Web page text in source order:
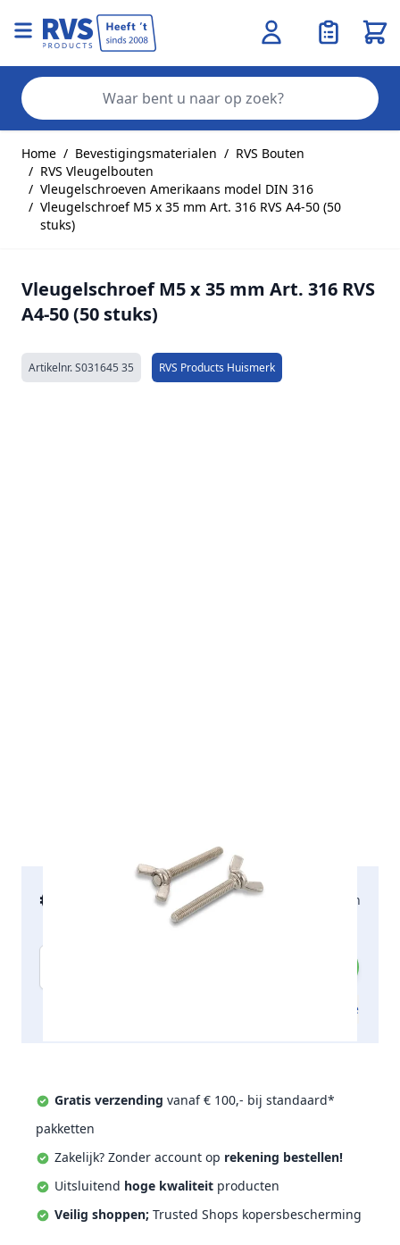
Home / Bevestigingsmaterialen / RVS Bouten
/ RVS Vleugelbouten
/ Vleugelschroeven Amerikaans model DIN 316
/ Vleugelschroef M5 x 35 mm Art. 316 RVS A4-50 (50
stuks)
Vleugelschroef M5 x 35 mm Art. 316 RVS
A4-50 (50 stuks)
Artikelnr.S031645 35 RVS Products Huismerk
€ 18,62 incl. btw 2-5 werkdagen
Aantal
Toevoegen aan offerte
Gratis verzending vanaf € 100,- bij standaard*
pakketten
Zakelijk? Zonder account op rekening bestellen!
Uitsluitend hoge kwaliteit producten
Veilig shoppen; Trusted Shops kopersbescherming